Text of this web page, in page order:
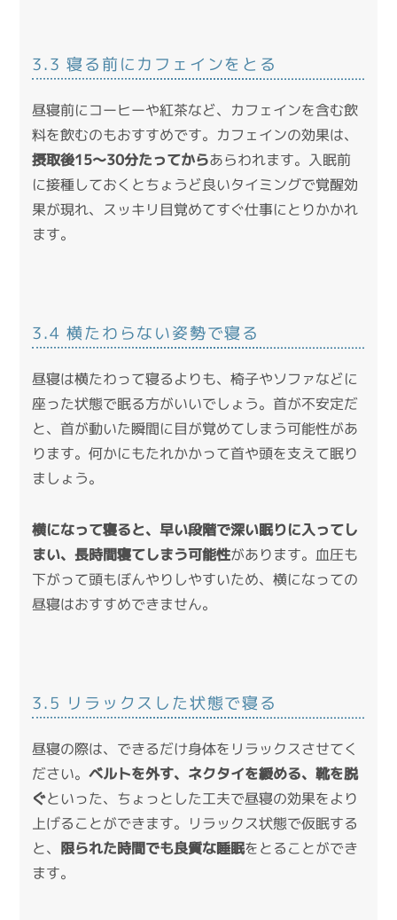
3.3 寝る前にカフェインをとる
昼寝前にコーヒーや紅茶など、カフェインを含む飲
料を飲むのもおすすめです。カフェインの効果は、
摂取後15〜30分たってからあらわれます。入眠前
に接種しておくとちょうど良いタイミングで覚醒効
果が現れ、スッキリ目覚めてすぐ仕事にとりかかれ
ます。
3.4 横たわらない姿勢で寝る
昼寝は横たわって寝るよりも、椅子やソファなどに
座った状態で眠る方がいいでしょう。首が不安定だ
と、首が動いた瞬間に目が覚めてしまう可能性があ
ります。何かにもたれかかって首や頭を支えて眠り
ましょう。
横になって寝ると、早い段階で深い眠りに入ってし
まい、長時間寝てしまう可能性があります。血圧も
下がって頭もぼんやりしやすいため、横になっての
昼寝はおすすめできません。
3.5 リラックスした状態で寝る
昼寝の際は、できるだけ身体をリラックスさせてく
ださい。ベルトを外す、ネクタイを緩める、靴を脱
ぐといった、ちょっとした工夫で昼寝の効果をより
上げることができます。リラックス状態で仮眠する
と、 限られた時間でも良質な睡眠をとることができ
ます。